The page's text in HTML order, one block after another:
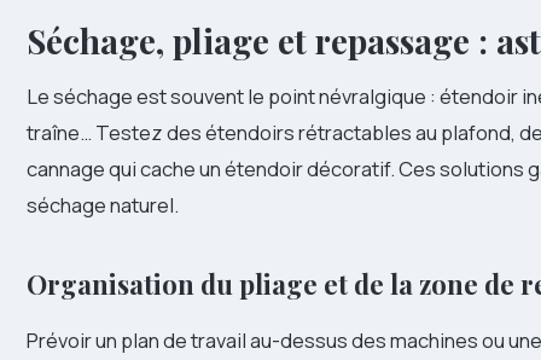
Séchage, pliage et repassage :
Le séchage est souvent le point névralgique : étendoir
traîne… Testez des étendoirs rétractables au plafond,
cannage qui cache un étendoir décoratif. Ces solutions
séchage naturel.
Organisation du pliage et de la zone de
Prévoir un plan de travail au-dessus des machines ou